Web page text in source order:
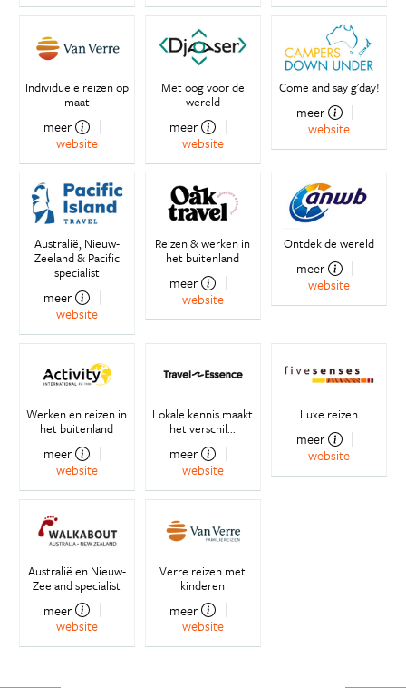
Individuele reizen op
maat
meer
website
Met oog voor de
wereld
meer
website
Come and say g'day!
meer
website
Australië, Nieuw-
Zeeland & Pacific
specialist
meer
website
Reizen & werken in
het buitenland
meer
website
Ontdek de wereld
meer
website
Werken en reizen in
het buitenland
meer
website
Lokale kennis maakt
het verschil...
meer
website
Luxe reizen
meer
website
Australië en Nieuw-
Zeeland specialist
meer
website
Verre reizen met
kinderen
meer
website